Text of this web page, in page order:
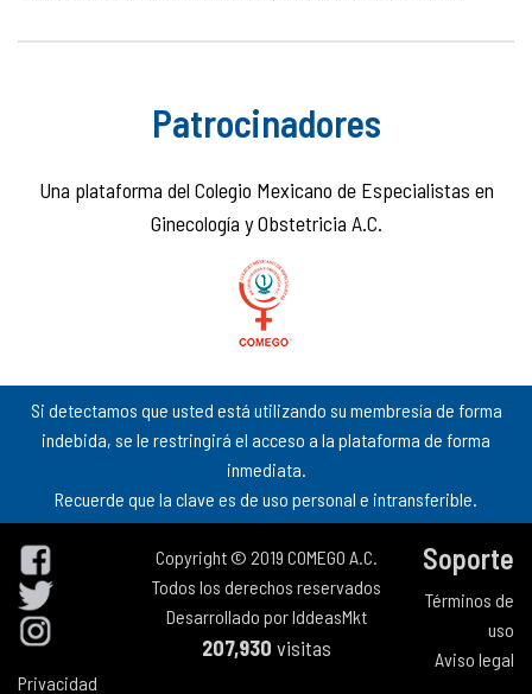
Patrocinadores
Una plataforma del Colegio Mexicano de Especialistas en
Ginecología y Obstetricia A.C.
Si detectamos que usted está utilizando su membresía de forma
indebida, se le restringirá el acceso a la plataforma de forma
inmediata.
Recuerde que la clave es de uso personal e intransferible.
Privacidad
Copyright © 2019 COMEGO A.C.
Todos los derechos reservados
Desarrollado porIddeasMkt
207,930 visitas
Soporte
Términos de
uso
Aviso legal